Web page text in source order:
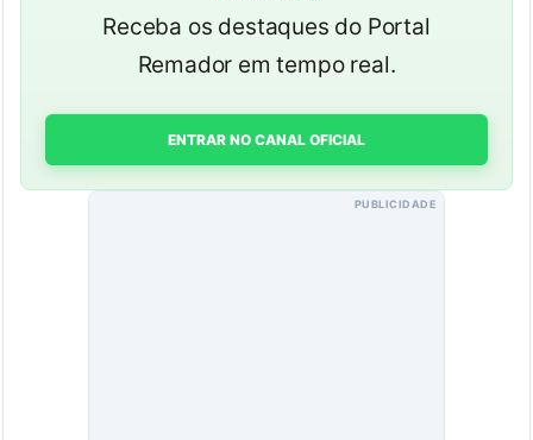
Receba os destaques do Portal
Remador em tempo real.
ENTRAR NO CANAL OFICIAL
PUBLICIDADE